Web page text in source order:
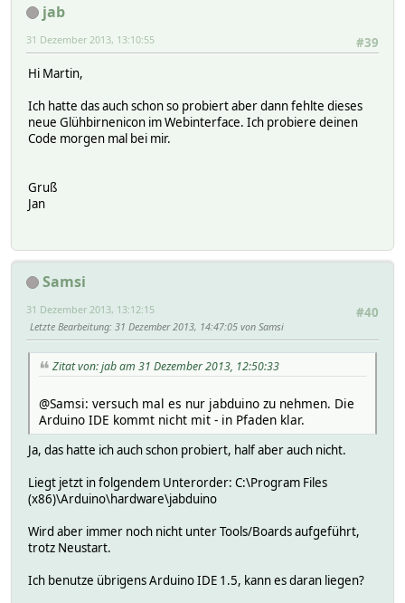
jab
#39
31 Dezember 2013, 13:10:55
Hi Martin,
Ich hatte das auch schon so probiert aber dann fehlte dieses
neue Glühbirnenicon im Webinterface. Ich probiere deinen
Code morgen mal bei mir.
Gruß
Jan
Samsi
#40
31 Dezember 2013, 13:12:15
Letzte Bearbeitung: 31 Dezember 2013, 14:47:05 von Samsi
Zitat von: jab am 31 Dezember 2013, 12:50:33
@Samsi: versuch mal es nur jabduino zu nehmen. Die
Arduino IDE kommt nicht mit - in Pfaden klar.
Ja, das hatte ich auch schon probiert, half aber auch nicht.
Liegt jetzt in folgendem Unterorder: C:\Program Files
(x86)\Arduino\hardware\jabduino
Wird aber immer noch nicht unter Tools/Boards aufgeführt,
trotz Neustart.
Ich benutze übrigens Arduino IDE 1.5, kann es daran liegen?